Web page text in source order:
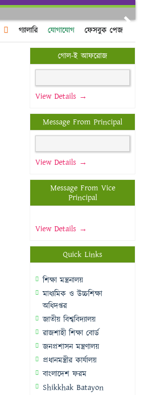
গ্যালারি যোগাযোগ ফেসবুক পেজ
গোল-ই আফরোজ
View Details →
Message From Principal
View Details →
Message From Vice
Principal
View Details →
Quick Links
শিক্ষা মন্ত্রনালয়
মাধ্যমিক ও উচ্চশিক্ষা
অধিদপ্তর
জাতীয় বিশ্ববিদ্যালয়
রাজশাহী শিক্ষা বোর্ড
জনপ্রশাসন মন্ত্রণালয়
প্রধানমন্ত্রীর কার্যালয়
বাংলাদেশ ফরম
Shikkhak Batayon